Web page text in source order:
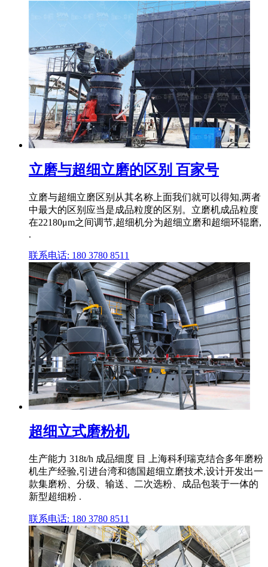
立磨与超细立磨的区别 百家号
立磨与超细立磨区别从其名称上面我们就可以得知,两者
中最大的区别应当是成品粒度的区别。立磨机成品粒度
在22180μm之间调节,超细机分为超细立磨和超细环辊磨,
.
联系电话: 180 3780 8511
超细立式磨粉机
生产能力 318t/h 成品细度 目 上海科利瑞克结合多年磨粉
机生产经验,引进台湾和德国超细立磨技术,设计开发出一
款集磨粉、分级、输送、二次选粉、成品包装于一体的
新型超细粉 .
联系电话: 180 3780 8511